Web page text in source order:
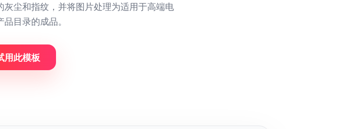
尘和指纹，并将图片处理为适用于高端电
目录的成品。
用此模板